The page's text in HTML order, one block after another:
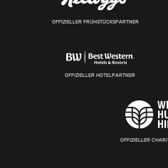
OFFIZIELLER FRÜHSTÜCKSPARTNER
OFFIZIELLER HOTELPARTNER
OFFIZIELLER